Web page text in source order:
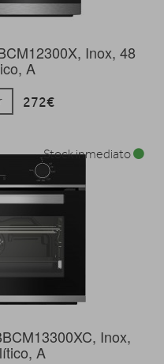
Inox, 48
A
272€
Inox,
A
Stock inmediato